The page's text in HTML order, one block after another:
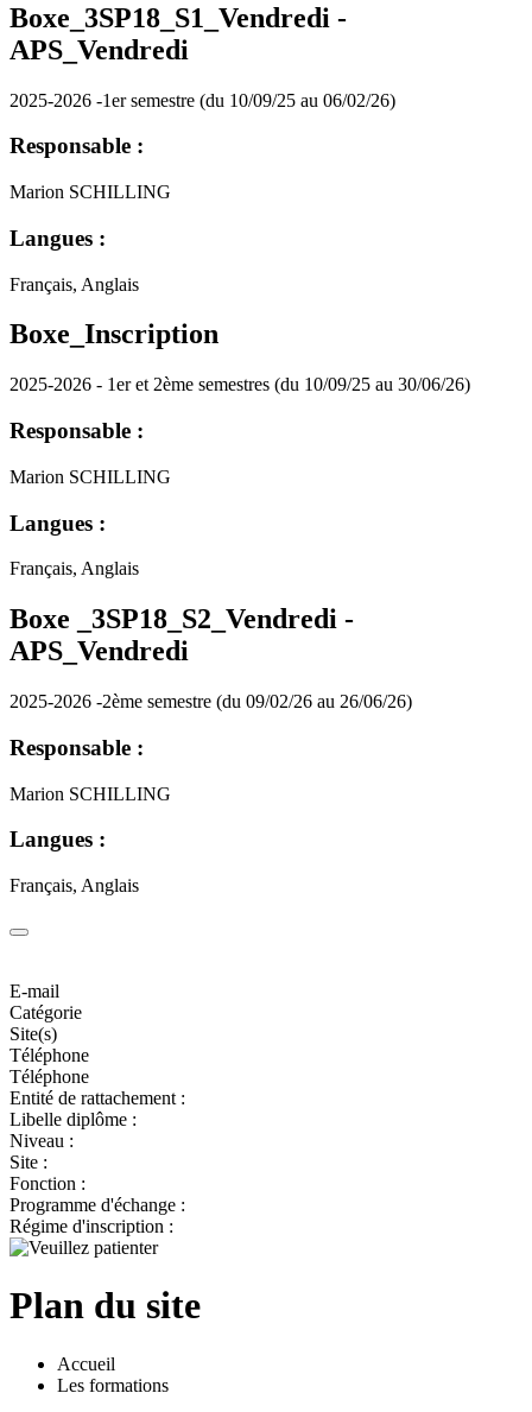
Boxe_3SP18_S1_Vendredi -
APS_Vendredi
2025-2026 -1er semestre (du 10/09/25 au 06/02/26)
Responsable :
Marion SCHILLING
Langues :
Français, Anglais
Boxe_Inscription
2025-2026 - 1er et 2ème semestres (du 10/09/25 au 30/06/26)
Responsable :
Marion SCHILLING
Langues :
Français, Anglais
Boxe _3SP18_S2_Vendredi -
APS_Vendredi
2025-2026 -2ème semestre (du 09/02/26 au 26/06/26)
Responsable :
Marion SCHILLING
Langues :
Français, Anglais
E-mail
Catégorie
Site(s)
Téléphone
Téléphone
Entité de rattachement :
Libelle diplôme :
Niveau :
Site :
Fonction :
Programme d'échange :
Régime d'inscription :
Plan du site
Accueil
Les formations